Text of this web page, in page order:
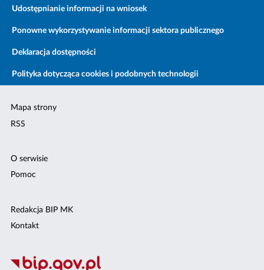
Udostępnianie informacji na wniosek
Ponowne wykorzystywanie informacji sektora publicznego
Deklaracja dostępności
Polityka dotycząca cookies i podobnych technologii
Mapa strony
RSS
O serwisie
Pomoc
Redakcja BIP MK
Kontakt